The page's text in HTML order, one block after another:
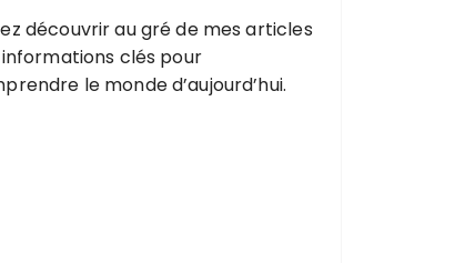
découvrir au gré de mes articles
clés pour
le monde d’aujourd’hui.